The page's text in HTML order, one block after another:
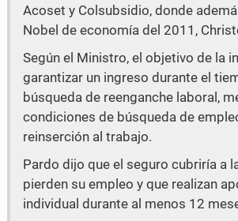
Acoset y Colsubsidio, donde
Nobel de economía del 2011,
Según el Ministro, el objetivo de la
garantizar un ingreso durante el
búsqueda de reenganche laboral,
condiciones de búsqueda de
reinserción al trabajo.
Pardo dijo que el seguro cubriría a
pierden su empleo y que realizan
individual durante al menos 12